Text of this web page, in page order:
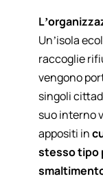
Un’isola
raccoglie
vengono
singoli
suo interno
appositi in
stesso tipo